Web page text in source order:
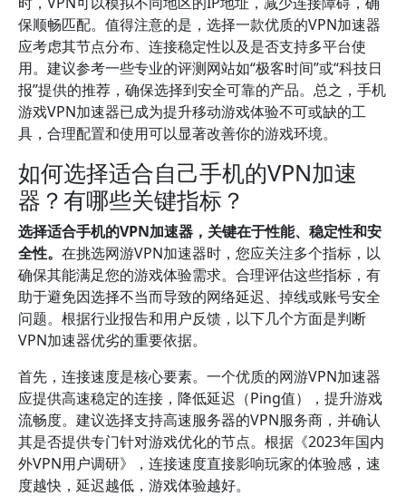
保顺畅匹配。值得注意的是，选择一款优质的VPN加速器
应考虑其节点分布、连接稳定性以及是否支持多平台使
用。建议参考一些专业的评测网站如“极客时间”或“科技日
报”提供的推荐，确保选择到安全可靠的产品。总之，手机
游戏VPN加速器已成为提升移动游戏体验不可或缺的工
具，合理配置和使用可以显著改善你的游戏环境。
如何选择适合自己手机的VPN加速
器？有哪些关键指标？
选择适合手机的VPN加速器，关键在于性能、稳定性和安
全性。 在挑选网游VPN加速器时，您应关注多个指标，以
确保其能满足您的游戏体验需求。合理评估这些指标，有
助于避免因选择不当而导致的网络延迟、掉线或账号安全
问题。根据行业报告和用户反馈，以下几个方面是判断
VPN加速器优劣的重要依据。
首先，连接速度是核心要素。一个优质的网游VPN加速器
应提供高速稳定的连接，降低延迟（Ping值），提升游戏
流畅度。建议选择支持高速服务器的VPN服务商，并确认
其是否提供专门针对游戏优化的节点。根据《2023年国内
外VPN用户调研》，连接速度直接影响玩家的体验感，速
度越快，延迟越低，游戏体验越好。